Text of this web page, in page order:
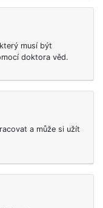
musí být
doktora věd.
a může si užít